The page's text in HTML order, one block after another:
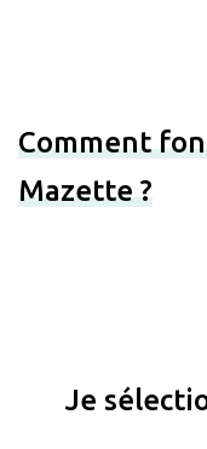
Comment
Mazette ?
Je